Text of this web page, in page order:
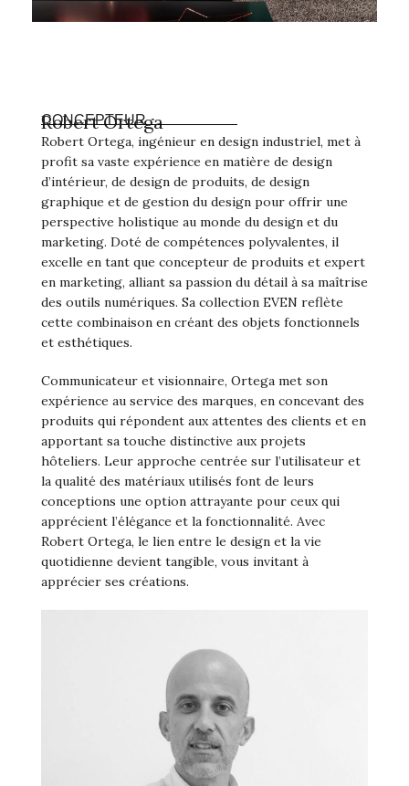
Robert Ortega
CONCEPTEUR
Robert Ortega, ingénieur en design industriel, met à
profit sa vaste expérience en matière de design
d’intérieur, de design de produits, de design
graphique et de gestion du design pour offrir une
perspective holistique au monde du design et du
marketing. Doté de compétences polyvalentes, il
excelle en tant que concepteur de produits et expert
en marketing, alliant sa passion du détail à sa maîtrise
des outils numériques. Sa collection EVEN reflète
cette combinaison en créant des objets fonctionnels
et esthétiques.
Communicateur et visionnaire, Ortega met son
expérience au service des marques, en concevant des
produits qui répondent aux attentes des clients et en
apportant sa touche distinctive aux projets
hôteliers. Leur approche centrée sur l’utilisateur et
la qualité des matériaux utilisés font de leurs
conceptions une option attrayante pour ceux qui
apprécient l’élégance et la fonctionnalité. Avec
Robert Ortega, le lien entre le design et la vie
quotidienne devient tangible, vous invitant à
apprécier ses créations.